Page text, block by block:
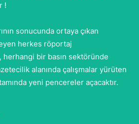
!
sonucunda ortaya çıkan
herkes röportaj
bir basın sektöründe
alanında çalışmalar yürüten
yeni pencereler açacaktır.